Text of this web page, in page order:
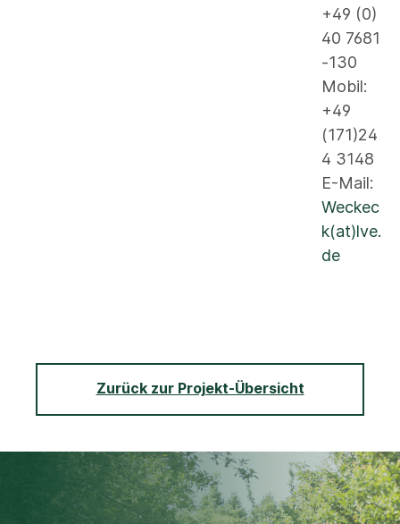
+49 (0)
40 7681
-130
Mobil:
+49
(171)24
4 3148
E-Mail:
Weckec
k(at)lve.
de
Zurück zur Projekt-Übersicht